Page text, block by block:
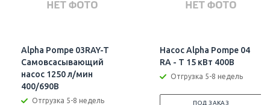
Alpha Pompe 03RAY-T
Самовсасывающий
насос 1250 л/мин
400/690В
Отгрузка 5-8 недель
Насос Alpha Pompe 04
RA - T 15 кВт 400В
Отгрузка 5-8 недель
ПОД ЗАКАЗ